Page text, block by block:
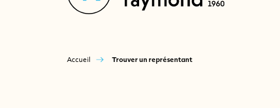
Accueil Trouver un représentant